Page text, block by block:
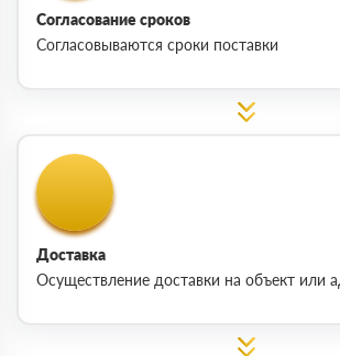
Согласование сроков
Согласовываются сроки поставки
Доставка
Осуществление доставки на объект или